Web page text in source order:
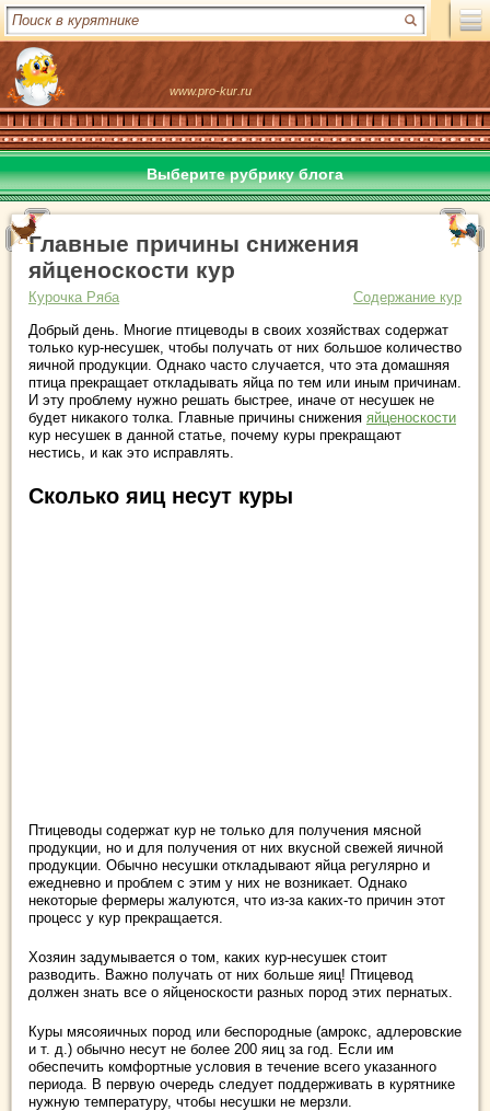
www.pro-kur.ru
Выберите рубрику блога
Главные причины снижения
яйценоскости кур
Курочка Ряба
Содержание кур
Добрый день. Многие птицеводы в своих хозяйствах содержат
только кур-несушек, чтобы получать от них большое количество
яичной продукции. Однако часто случается, что эта домашняя
птица прекращает откладывать яйца по тем или иным причинам.
И эту проблему нужно решать быстрее, иначе от несушек не
будет никакого толка. Главные причины снижения яйценоскости
кур несушек в данной статье, почему куры прекращают
нестись, и как это исправлять.
Сколько яиц несут куры
Птицеводы содержат кур не только для получения мясной
продукции, но и для получения от них вкусной свежей яичной
продукции. Обычно несушки откладывают яйца регулярно и
ежедневно и проблем с этим у них не возникает. Однако
некоторые фермеры жалуются, что из-за каких-то причин этот
процесс у кур прекращается.
Хозяин задумывается о том, каких кур-несушек стоит
разводить. Важно получать от них больше яиц! Птицевод
должен знать все о яйценоскости разных пород этих пернатых.
Куры мясояичных пород или беспородные (амрокс, адлеровские
и т. д.) обычно несут не более 200 яиц за год. Если им
обеспечить комфортные условия в течение всего указанного
периода. В первую очередь следует поддерживать в курятнике
нужную температуру, чтобы несушки не мерзли.